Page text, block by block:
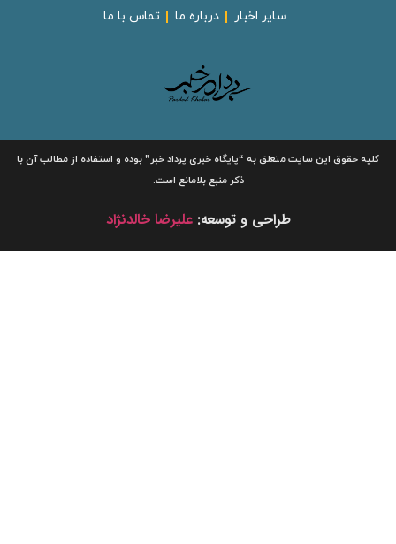
سایر اخبار درباره ما تماس با ما
کلیه حقوق این سایت متعلق به“پایگاه خبریپرداد خبر”بوده و استفاده از مطالب آن با
ذکر منبع بلامانع است.
طراحی و توسعه:علیرضا خالدنژاد